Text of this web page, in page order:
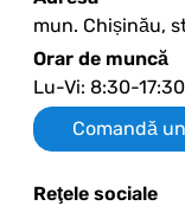
mun. Chișinău,
Orar de muncă
Lu-Vi: 8:30-
Comandă
Reţele sociale